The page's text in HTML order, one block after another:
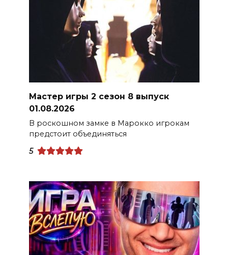
Мастер игры 2 сезон 8 выпуск
01.08.2026
В роскошном замке в Марокко игрокам
предстоит объединяться
5